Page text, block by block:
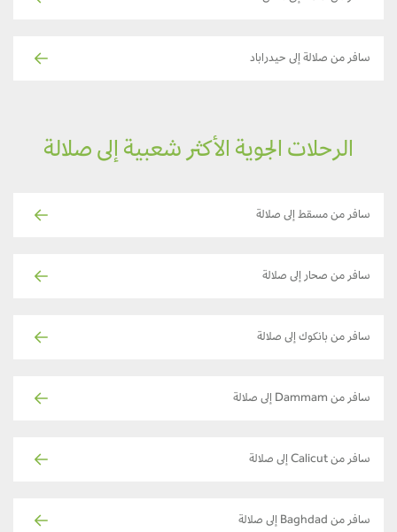
سافر من صلالة إلى حيدراباد
الرحلات الجوية الأكثر شعبية إلى صلالة
سافر من مسقط إلى صلالة
سافر من صحار إلى صلالة
سافر من بانكوك إلى صلالة
سافر من Dammam إلى صلالة
سافر من Calicut إلى صلالة
سافر من Baghdad إلى صلالة